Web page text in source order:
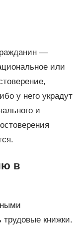
—
или
у него украдут
и
в
трудовые книжки.